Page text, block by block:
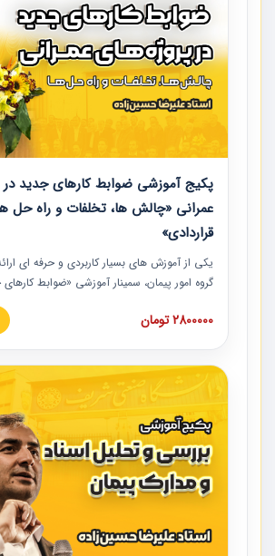
پکیج آموزشی ضوابط کارهای جدید در
عمرانی «چالش ها، تخلفات و راه حل
قراردادی»
یکی از آموزش‏‏‏‏‏‏ های بسیار کاربردی و حرفه‏ ای
گروه امور پیمان، سمینار آموزشی «ضوابط
های عمرانی» چالش ها، تخلفات و راه حل ها با
است که در محل سندیکای شرکت های ساختمانی
مدارک پیمان به همراه تجربیات عملی ارائه
2800000 تومان